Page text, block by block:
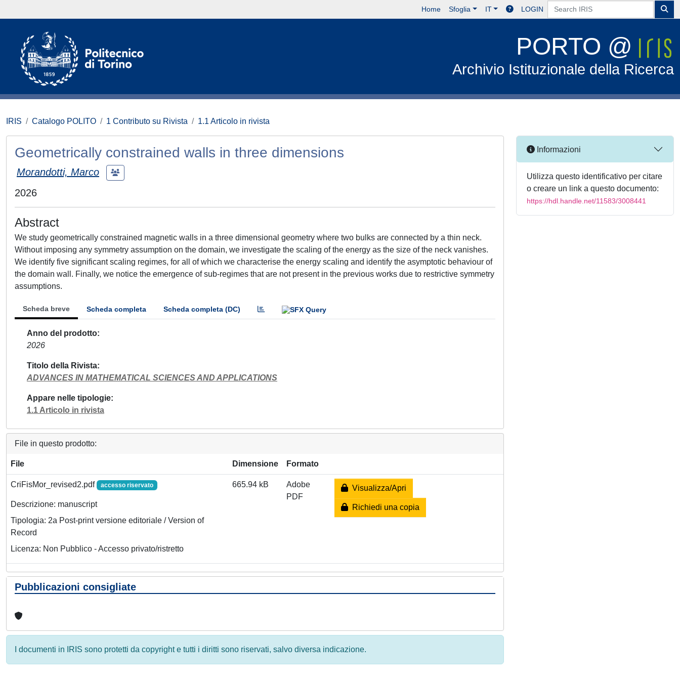
Home Sfoglia IT LOGIN
PORTO @
Archivio Istituzionale della Ricerca
IRIS Catalogo POLITO 1 Contributo su Rivista 1.1 Articolo in rivista
Geometrically constrained walls in three dimensions
Morandotti, Marco
2026
Abstract
We study geometrically constrained magnetic walls in a three dimensional geometry where two bulks are connected by a thin neck.
Without imposing any symmetry assumption on the domain, we investigate the scaling of the energy as the size of the neck vanishes.
We identify five significant scaling regimes, for all of which we characterise the energy scaling and identify the asymptotic behaviour of
the domain wall. Finally, we notice the emergence of sub-regimes that are not present in the previous works due to restrictive symmetry
assumptions.
Scheda breve Scheda completa Scheda completa (DC)
Anno del prodotto
2026
Titolo della Rivista
ADVANCES IN MATHEMATICAL SCIENCES AND APPLICATIONS
Appare nelle tipologie
1.1 Articolo in rivista
File in questo prodotto:
File Dimensione Formato
CriFisMor_revised2.pdf accesso riservato
Descrizione: manuscript
Tipologia: 2a Post-print versione editoriale / Version of
Record
Licenza: Non Pubblico - Accesso privato/ristretto
665.94 kB
Adobe
PDF
Visualizza/Apri
Richiedi una copia
Pubblicazioni consigliate
I documenti in IRIS sono protetti da copyright e tutti i diritti sono riservati, salvo diversa indicazione.
Informazioni
Utilizza questo identificativo per citare
o creare un link a questo documento:
https://hdl.handle.net/11583/3008441